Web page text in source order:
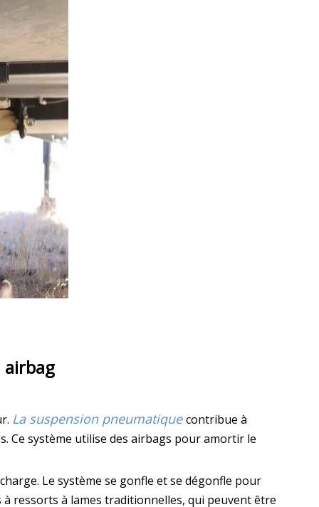
La suspension pneumatiquecontribue à
Ce système utilise des airbags pour amortir le
Le système se gonfle et se dégonfle pour
ressorts à lames traditionnelles, qui peuvent être